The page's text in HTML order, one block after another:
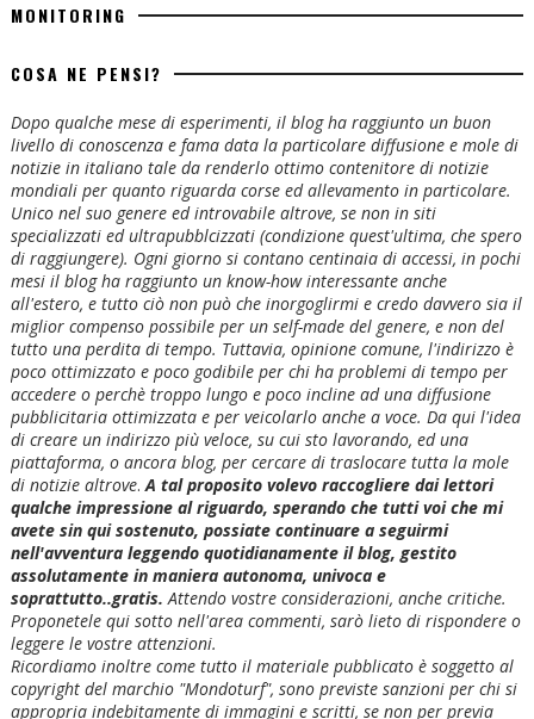
MONITORING
COSA NE PENSI?
Dopo qualche mese di esperimenti, il blog ha raggiunto un buon
livello di conoscenza e fama data la particolare diffusione e mole di
notizie in italiano tale da renderlo ottimo contenitore di notizie
mondiali per quanto riguarda corse ed allevamento in particolare.
Unico nel suo genere ed introvabile altrove, se non in siti
specializzati ed ultrapubblcizzati (condizione quest'ultima, che spero
di raggiungere). Ogni giorno si contano centinaia di accessi, in pochi
mesi il blog ha raggiunto un know-how interessante anche
all'estero, e tutto ciò non può che inorgoglirmi e credo davvero sia il
miglior compenso possibile per un self-made del genere, e non del
tutto una perdita di tempo. Tuttavia, opinione comune, l'indirizzo è
poco ottimizzato e poco godibile per chi ha problemi di tempo per
accedere o perchè troppo lungo e poco incline ad una diffusione
pubblicitaria ottimizzata e per veicolarlo anche a voce. Da qui l'idea
di creare un indirizzo più veloce, su cui sto lavorando, ed una
piattaforma, o ancora blog, per cercare di traslocare tutta la mole
di notizie altrove.A tal proposito volevo raccogliere dai lettori
qualche impressione al riguardo, sperando che tutti voi che mi
avete sin qui sostenuto, possiate continuare a seguirmi
nell'avventura leggendo quotidianamente il blog, gestito
assolutamente in maniera autonoma, univoca e
soprattutto..gratis. Attendo vostre considerazioni, anche critiche.
Proponetele qui sotto nell'area commenti, sarò lieto di rispondere o
leggere le vostre attenzioni.
Ricordiamo inoltre come tutto il materiale pubblicato è soggetto al
copyright del marchio "Mondoturf", sono previste sanzioni per chi si
appropria indebitamente di immagini e scritti, se non per previa